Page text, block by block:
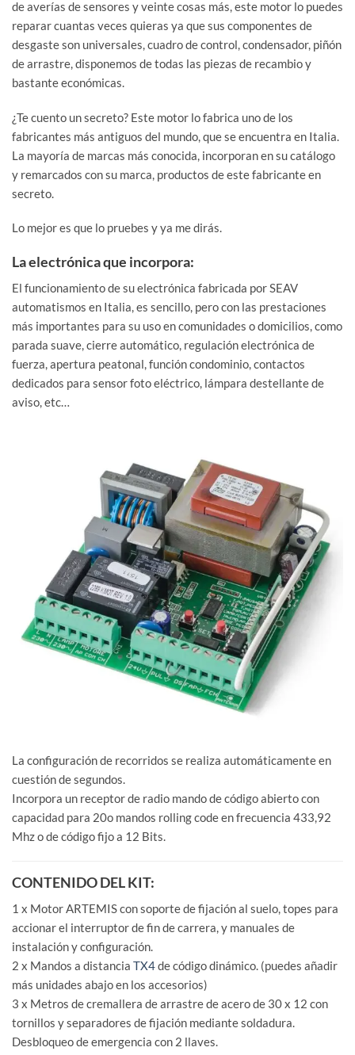
de averías de sensores y veinte cosas más, este motor lo puedes
reparar cuantas veces quieras ya que sus componentes de
desgaste son universales, cuadro de control, condensador, piñón
de arrastre, disponemos de todas las piezas de recambio y
bastante económicas.
¿Te cuento un secreto? Este motor lo fabrica uno de los
fabricantes más antiguos del mundo, que se encuentra en Italia.
La mayoría de marcas más conocida, incorporan en su catálogo
y remarcados con su marca, productos de este fabricante en
secreto.
Lo mejor es que lo pruebes y ya me dirás.
La electrónica que incorpora:
El funcionamiento de su electrónica fabricada por SEAV
automatismos en Italia, es sencillo, pero con las prestaciones
más importantes para su uso en comunidades o domicilios, como
parada suave, cierre automático, regulación electrónica de
fuerza, apertura peatonal, función condominio, contactos
dedicados para sensor foto eléctrico, lámpara destellante de
aviso, etc…
La configuración de recorridos se realiza automáticamente en
cuestión de segundos.
Incorpora un receptor de radio mando de código abierto con
capacidad para 20o mandos rolling code en frecuencia 433,92
Mhz o de código fijo a 12 Bits.
CONTENIDO DEL KIT:
1 x Motor ARTEMIS con soporte de fijación al suelo, topes para
accionar el interruptor de fin de carrera, y manuales de
instalación y configuración.
2 x Mandos a distancia TX4de código dinámico. (puedes añadir
más unidades abajo en los accesorios)
3 x Metros de cremallera de arrastre de acero de 30 x 12 con
tornillos y separadores de fijación mediante soldadura.
Desbloqueo de emergencia con 2 llaves.